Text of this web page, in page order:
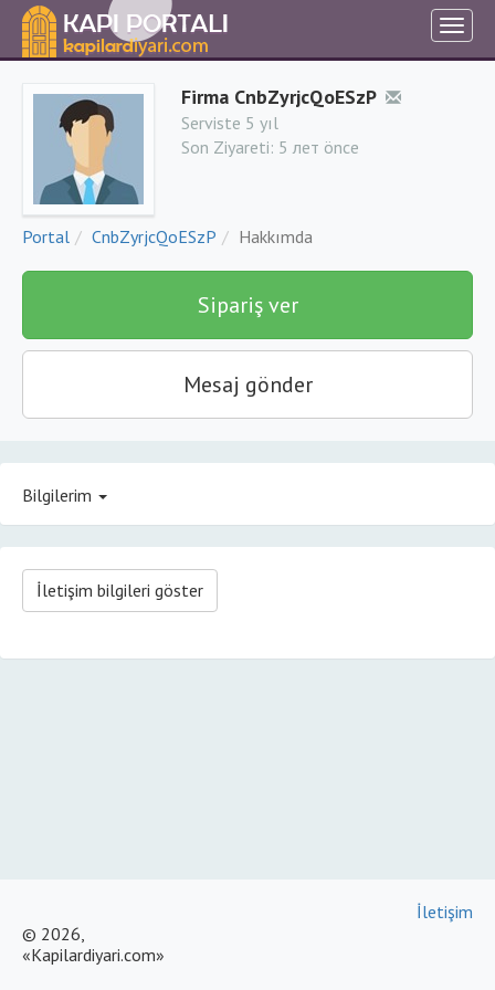
Firma CnbZyrjcQoESzP
Serviste 5 yıl
Son Ziyareti: 5 лет önce
Portal CnbZyrjcQoESzP Hakkımda
Sipariş ver
Mesaj gönder
Bilgilerim
İletişim bilgileri göster
© 2026,
«Kapilardiyari.com»
İletişim